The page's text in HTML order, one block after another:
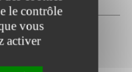
le contrôle
vous
activer
mercredi, jeudi et
novembre et 11